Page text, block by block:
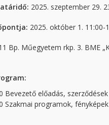
2025. szeptember 29.
2025. október 1. 11:00-
Bp. Műegyetem rkp. 3. BME
Bevezető előadás,
Szakmai programok,